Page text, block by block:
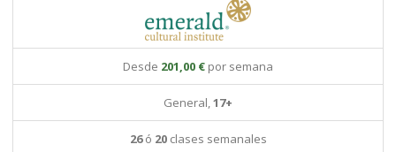
Desde 201,00 € por semana
General,17+
26ó 20clases semanales